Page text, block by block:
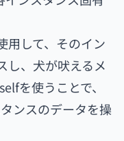
用して、そのイン
し、犬が吠えるメ
を使うことで、
ンスのデータを操